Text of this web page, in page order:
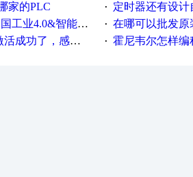
家的PLC · 定时器还有设
能制造高级培训班通知！ · 在哪可以批发原装正品
感谢网上无私的高人！ · 霍尼韦尔怎样编